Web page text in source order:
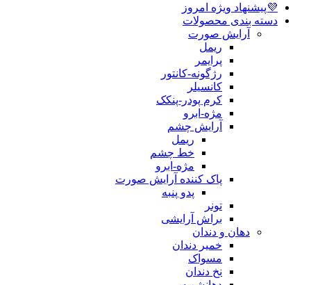
💜پیشنهاد ویژه امروز
دسته بندی محصولات
آرایش صورت
ریمل
پرایمر
رژگونه-کانتور
کانسیلر
کرم پودر-پنکک
مژه-ابرو
آرایش چشم
ریمل
خط چشم
مژه-ابرو
پاک کننده آرایش صورت
پدو پنبه
تونر
براش آرایشی
دهان و دندان
خمیر دندان
مسواک
نخ دندان